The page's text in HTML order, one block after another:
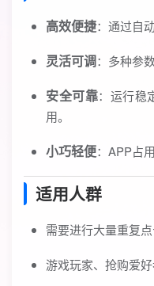
高效便捷：通过自
灵活可调：多种参
安全可靠：运行稳
用。
小巧轻便：APP占
适用人群
需要进行大量重复点
游戏玩家、抢购爱好